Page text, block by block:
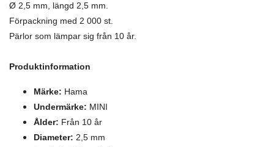
Ø 2,5 mm, längd 2,5 mm.
Förpackning med 2 000 st.
Pärlor som lämpar sig från 10 år.
Produktinformation
Märke: Hama
Undermärke: MINI
Ålder: Från 10 år
Diameter: 2,5 mm